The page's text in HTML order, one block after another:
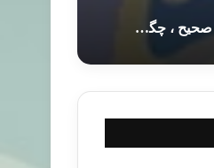
مطالعه صحیح ، چگونه هوشمندانه تر درس بخوانیم و مطالعه کنیم ؟